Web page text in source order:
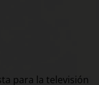
para la televisión